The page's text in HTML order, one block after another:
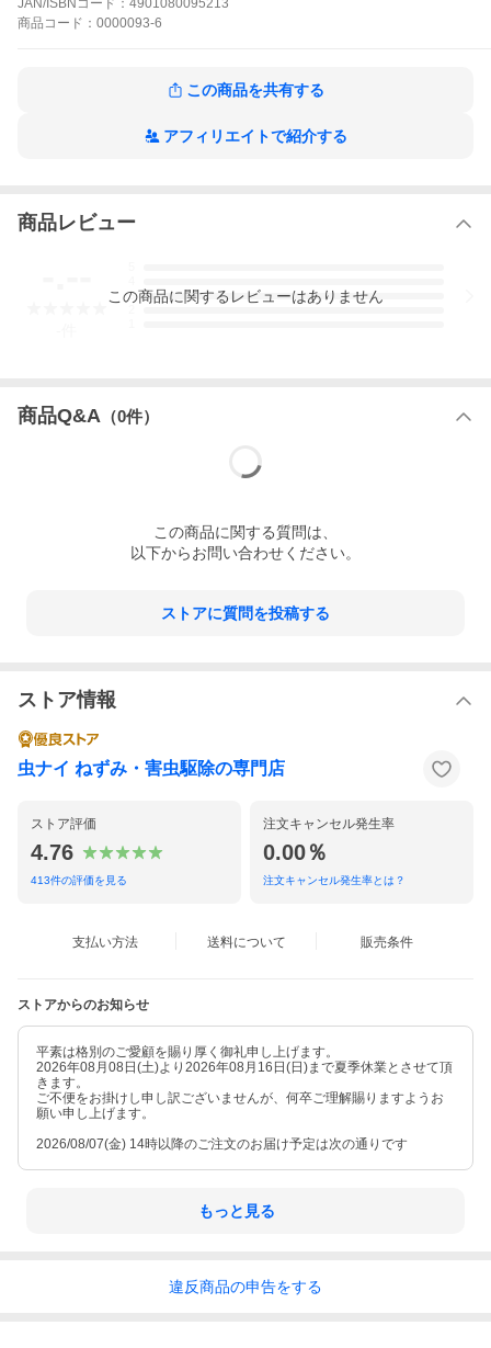
【使用方法】
（３）あみ戸1枚当たりにテープ1枚をサッシの室内側上部に貼り
（４）余ったテープは内袋に入れてから、チャック付袋に入れ
て、チャックを閉めて保管する。
●屋外の自然条件下での試験においてユスリカの侵入抑制効果を確
果を確認しました。
●風向きなどにより効果は異なります。（風上には効果はありませ
JAN/ISBNコード： 4901080095213
商品 コード： 0000093-6
この商品を共有する
アフィリエイトで紹介する
商品レビュー
3
この商品に関するレビューはありません
商品Q&A （0件）
この商品に関する質問は、
以下からお問い合わせください。
ストアに質問を投稿する
ストア情報
虫ナイ ねずみ・害虫駆除の専門店
ストア評価
4.76
413件の評価を見る
注文キャンセル発生率
0.00％
注文キャンセル発生率とは？
支払い方法 送料について 販売条件
ストアからのお知らせ
平素は格別のご愛顧を賜り厚く御礼申し上げます。
2026年08月08日(土)より2026年08月16日(日)まで夏季休業とさせて頂
きます。
ご不便をお掛けし申し訳ございませんが、何卒ご理解賜りますようお
願い申し上げます。
2026/08/07(金) 14時以降のご注文のお届け予定は次の通りです
もっと見る
違反商品の申告をする